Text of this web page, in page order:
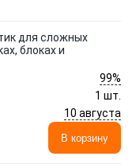
для сложных
блоках и
99%
1 шт.
10 августа
В корзину